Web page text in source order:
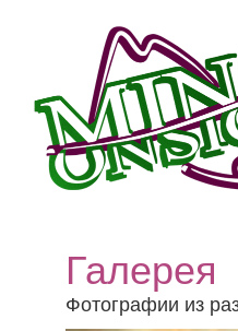
Галерея
Фотографии из